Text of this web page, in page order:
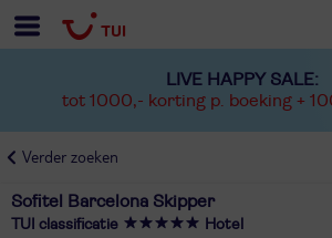
LIVE HAPPY SALE:
tot 1000,- korting p. boeking +
Verder zoeken
Sofitel Barcelona Skipper
TUI classificatie Hotel